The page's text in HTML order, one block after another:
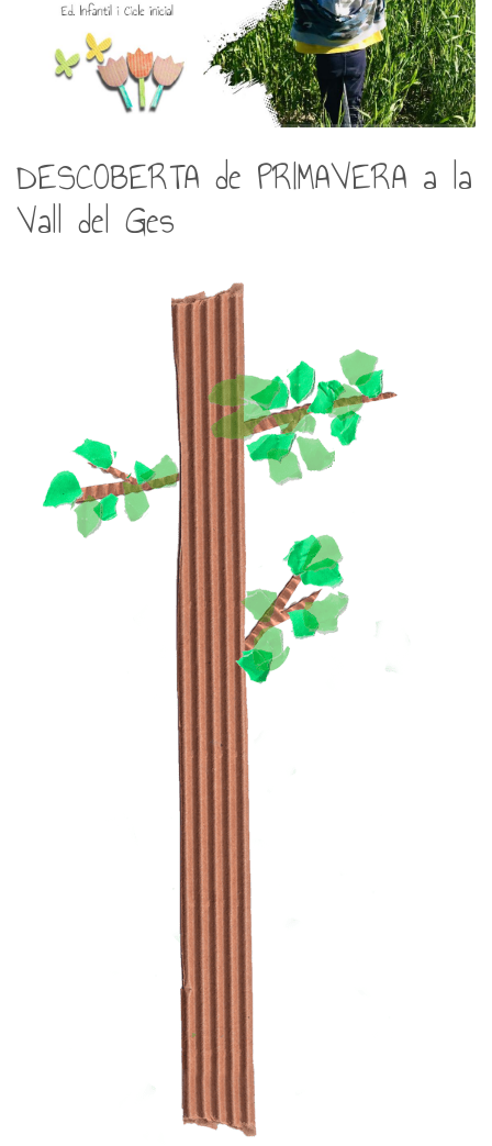
DESCOBERTA de PRIMAVERA a la
Vall del Ges